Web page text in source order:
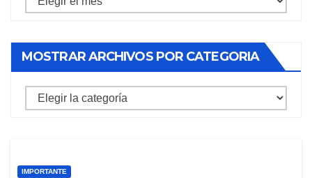
por
mes
MOSTRAR ARCHIVOS POR CATEGORIA
mostrar
IMPORTANTE